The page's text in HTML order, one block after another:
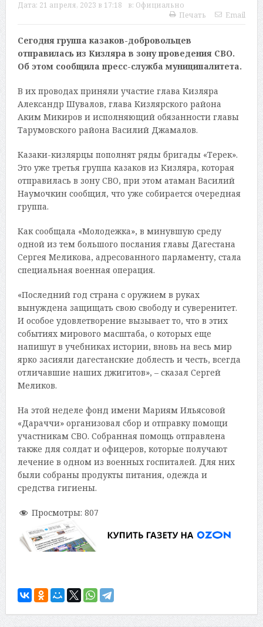
Дата: 21 апреля, 2023 в 17:18 в: Официально
Печать
Email
Сегодня группа казаков-добровольцев
отправилась из Кизляра в зону проведения СВО.
Об этом сообщила пресс-служба муниципалитета.
В их проводах приняли участие глава Кизляра
Александр Шувалов, глава Кизлярского района
Аким Микиров и исполняющий обязанности главы
Тарумовского района Василий Джамалов.
Казаки-кизлярцы пополнят ряды бригады «Терек».
Это уже третья группа казаков из Кизляра, которая
отправилась в зону СВО, при этом атаман Василий
Наумочкин сообщил, что уже собирается очередная
группа.
Как сообщала «Молодежка», в минувшую среду
одной из тем большого послания главы Дагестана
Сергея Меликова, адресованного парламенту, стала
специальная военная операция.
«Последний год страна с оружием в руках
вынуждена защищать свою свободу и суверенитет.
И особое удовлетворение вызывает то, что в этих
событиях мирового масштаба, о которых еще
напишут в учебниках истории, вновь на весь мир
ярко засияли дагестанские доблесть и честь, всегда
отличавшие наших джигитов», – сказал Сергей
Меликов.
На этой неделе фонд имени Мариям Ильясовой
«Дараччи» организовал сбор и отправку помощи
участникам СВО. Собранная помощь отправлена
также для солдат и офицеров, которые получают
лечение в одном из военных госпиталей. Для них
были собраны продукты питания, одежда и
средства гигиены.
Просмотры: 807